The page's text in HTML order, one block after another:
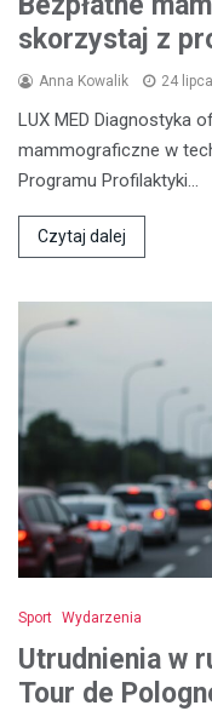
skorzystaj z
Anna Kowalik 24
LUX MED Diagnostyka
mammograficzne w
Programu Profilaktyki…
Czytaj dalej
Sport Wydarzenia
Utrudnienia w
Tour de